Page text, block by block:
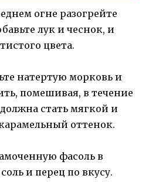
огне разогрейте
лук и чеснок, и
цвета.
натертую морковь и
помешивая, в течение
стать мягкой и
оттенок.
фасоль в
и перец по вкусу.